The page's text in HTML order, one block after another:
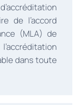
de l’accord
(MLA) de
dans toute